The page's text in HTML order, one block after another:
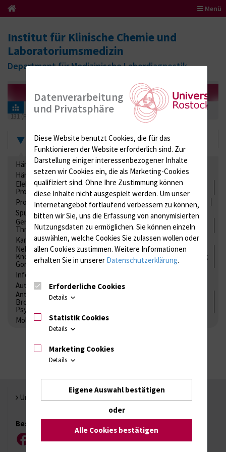
Menü
Institut für Klinische Chemie und
Laboratoriumsmedizin
Department für Medizinische Labordiagnostik
Informationen für Einsender Ringversuchszertifikate
Stuhl
131 (Fäkal Diagnostik 02)
2020
Zertifikate
Hämatologie / Anämie
Retikulozyten
Hämoglobinelektrophorese
Liquordiagnostik
Elektrolyte, Enzyme, Substrate, Metabolite, Blutalkohol,
Proteine
Proteine
Lipide / Lipoproteine Niere / Harnwege
Stuhl
Spurenelemente
Säuren-Basen-Status
Gerinnung / Gerinnungsaktivierung / Gerinnungsfaktoren /
Thrombozytenfunktion / Antikoagulation
Kardiale Marker
Tumormarker
Interleukine
Nebenniere / Niere; Nebenschilddrüse ( Ca-Stoffwechsel /
Knochen; Hypophyse / Wachstum; Gestroinaltrakt / Vitamine;
Gonaden / Zyklus / Sterilität
Infektionsserologie
Autoimmundiagnostik
Antibiotika, Zystostatika, Immunsuppressiva, Amaleptika,
Bronchospasmolytika, Antiepileptika, Kardiaka,
Psychpharmaka
Molekulare Diagnostik
Universität Rostock
Besuchen Sie uns
FacebookInstagramYouTubeLinkedIn
Xing
Datenverarbeitung
und Privatsphäre
Diese Website benutzt Cookies, die für das
Funktionieren der Website erforderlich sind. Zur
Darstellung einiger interessenbezogener Inhalte
setzen wir Cookies ein, die als Marketing-Cookies
qualifiziert sind. Ohne Ihre Zustimmung können
diese Inhalte nicht ausgespielt werden. Um unser
Internetangebot fortlaufend verbessern zu können,
bitten wir Sie, uns die Erfassung von anonymisierten
Nutzungsdaten zu ermöglichen. Sie können einzeln
auswählen, welche Cookies Sie zulassen wollen oder
allen Cookies zustimmen. Weitere Informationen
erhalten Sie in unserer Datenschutzerklärung.
Erforderliche Cookies
Details
Statistik Cookies
Details
Marketing Cookies
Details
Eigene Auswahl bestätigen
oder
Alle Cookies bestätigen